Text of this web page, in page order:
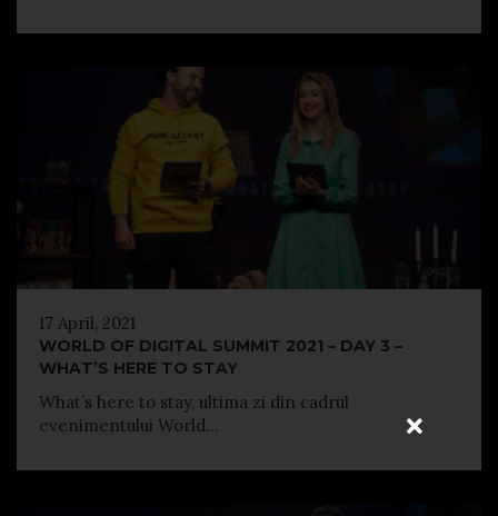
17 April, 2021
WORLD OF DIGITAL SUMMIT 2021 – DAY 3 –
WHAT’S HERE TO STAY
What’s here to stay, ultima zi din cadrul
evenimentului World...